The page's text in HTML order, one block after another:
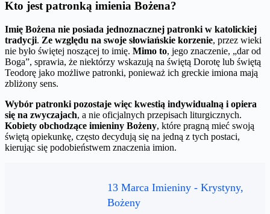
Kto jest patronką imienia Bożena?
Imię Bożena nie posiada jednoznacznej patronki w katolickiej
tradycji. Ze względu na swoje słowiańskie korzenie, przez wieki
nie było świętej noszącej to imię. Mimo to, jego znaczenie, „dar od
Boga”, sprawia, że niektórzy wskazują na świętą Dorotę lub świętą
Teodorę jako możliwe patronki, ponieważ ich greckie imiona mają
zbliżony sens.
Wybór patronki pozostaje więc kwestią indywidualną i opiera
się na zwyczajach, a nie oficjalnych przepisach liturgicznych.
Kobiety obchodzące imieniny Bożeny, które pragną mieć swoją
świętą opiekunkę, często decydują się na jedną z tych postaci,
kierując się podobieństwem znaczenia imion.
13 Marca Imieniny - Krystyny,
Bożeny